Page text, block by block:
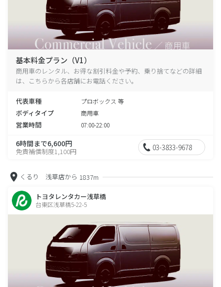
基本料金プラン（V1）
商用車のレンタル、お得な割引料金や予約、乗り捨てなどの詳細
は、こちらから各店舗にお電話ください。
代表車種 プロボックス 等
ボディタイプ 商用車
営業時間 07:00-22:00
6時間まで6,600円
免責補償制度1,100円 03-3833-9678
くるり 浅草店から 1837m
トヨタレンタカー浅草橋
台東区浅草橋5-22-5